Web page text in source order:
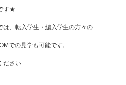
す★
、転入学生・編入学生の方々の
での見学も可能です。
ださい